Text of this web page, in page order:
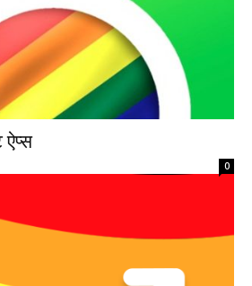
ऐप्स
0